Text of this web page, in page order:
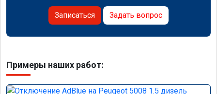
Записаться Задать вопрос
Примеры наших работ: